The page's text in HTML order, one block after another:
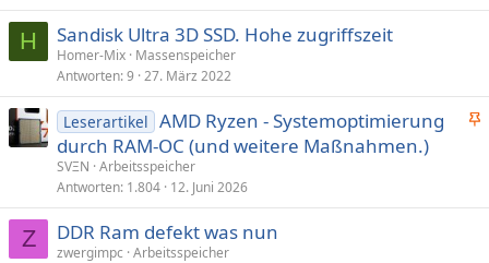
H Sandisk Ultra 3D SSD. Hohe zugriffszeit
Homer-Mix Massenspeicher
Antworten 9 27. März 2022
A
p
Leserartikel AMD Ryzen - Systemoptimierung
durch RAM-OC (und weitere Maßnahmen.)
SVΞN Arbeitsspeicher
Antworten 1.804 12. Juni 2026
Z DDR Ram defekt was nun
zwergimpc Arbeitsspeicher